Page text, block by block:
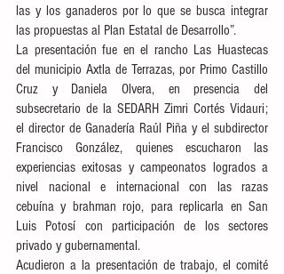
las y los ganaderos por lo que se busca integrar
las propuestas al Plan Estatal de Desarrollo”.
La presentación fue en el rancho Las Huastecas
del municipio Axtla de Terrazas, por Primo Castillo
Cruz y Daniela Olvera, en presencia del
subsecretario de la SEDARH Zimri Cortés Vidauri;
el director de Ganadería Raúl Piña y el subdirector
Francisco González, quienes escucharon las
experiencias exitosas y campeonatos logrados a
nivel nacional e internacional con las razas
cebuína y brahman rojo, para replicarla en San
Luis Potosí con participación de los sectores
privado y gubernamental.
Acudieron a la presentación de trabajo, el comité